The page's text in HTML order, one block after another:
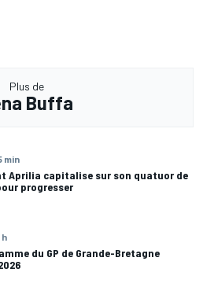
Plus de
Buffa
min
Aprilia capitalise sur son quatuor de
progresser
h
du GP de Grande-Bretagne